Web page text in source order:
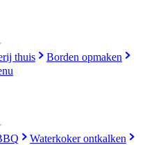
thuis
Borden opmaken
Waterkoker ontkalken